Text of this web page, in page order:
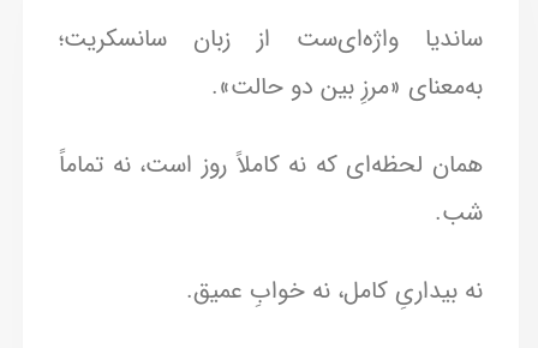
ساندیا واژه‌ای‌ست از زبان سانسکریت؛
به‌معنای «مرزِ بین دو حالت».
همان لحظه‌ای که نه کاملاً روز است، نه تماماً
شب.
نه بیداریِ کامل، نه خوابِ عمیق.